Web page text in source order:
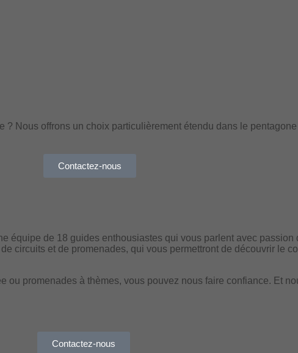
? Nous offrons un choix particulièrement étendu dans le
Contactez-nous
équipe de 18 guides enthousiastes qui vous parlent avec
circuits et de promenades, qui vous permettront de découvrir le
ou promenades à thèmes, vous pouvez nous faire confiance. Et
Contactez-nous